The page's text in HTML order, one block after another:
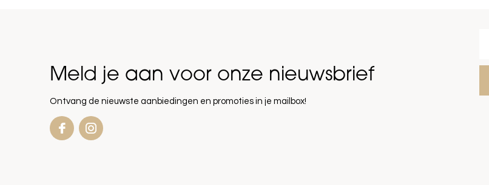
Meld je aan voor onze nieuwsbrief
Ontvang de nieuwste aanbiedingen en promoties in je mailbox!